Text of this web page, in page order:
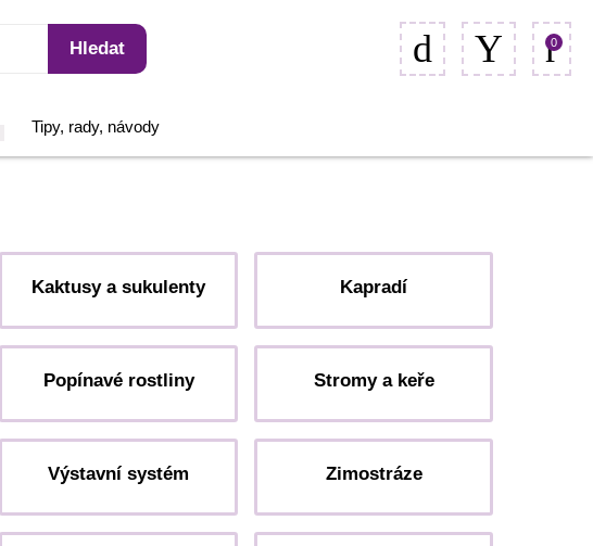
Hledat 0
Tipy, rady, návody
Kaktusy a sukulenty Kapradí
Popínavé rostliny Stromy a keře
Výstavní systém Zimostráze